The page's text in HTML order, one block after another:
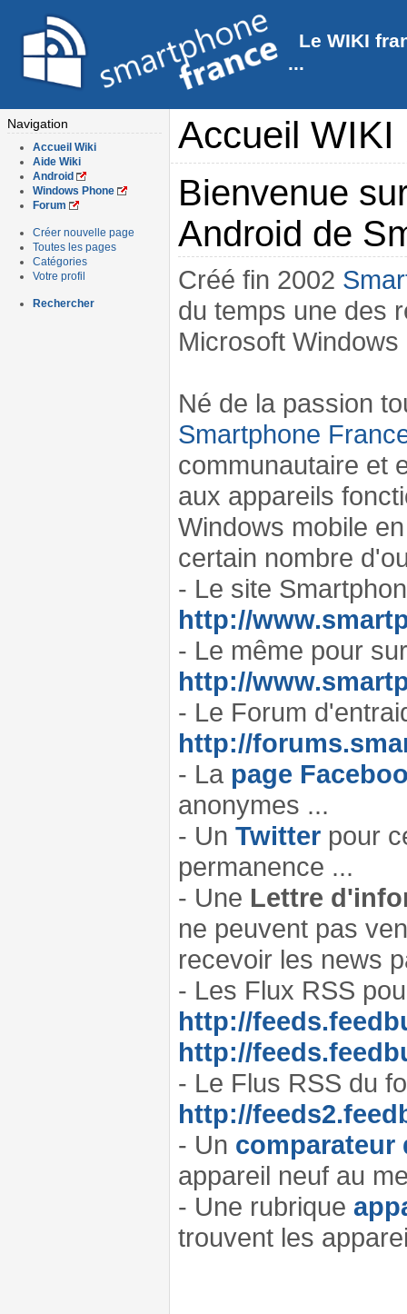
Le WIKI
...
Navigation
Accueil Wiki
Aide Wiki
Android
Windows Phone
Forum
Créer nouvelle page
Toutes les pages
Catégories
Votre profil
Rechercher
Accueil
Bienvenue
Android de
Créé fin 2002
du temps une des
Microsoft
Né de la passion
Smartphone
communautaire et
aux appareils
Windows mobile
certain nombre
- Le site
http://
- Le même pour
http://
- Le Forum
http://
- La page
anonymes ...
- Un Twitter pour
permanence ...
- Une Lettre
ne peuvent pas
recevoir les news
- Les Flux RSS
http://
http://
- Le Flus RSS du
http://
- Un comparateur
appareil neuf au
- Une rubrique
trouvent les